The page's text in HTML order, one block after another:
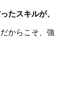
たスキルが、
だからこそ、強